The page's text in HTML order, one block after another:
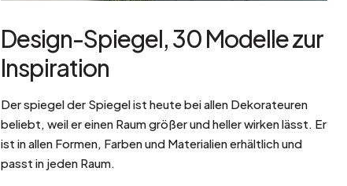
Design-Spiegel, 30 Modelle zur
Inspiration
Der spiegel der Spiegel ist heute bei allen Dekorateuren
beliebt, weil er einen Raum größer und heller wirken lässt. Er
ist in allen Formen, Farben und Materialien erhältlich und
passt in jeden Raum.